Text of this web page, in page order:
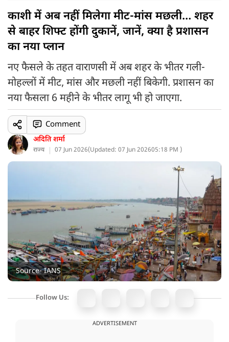
काशी में अब नहीं मिलेगा मीट-मांस मछली… शहर
से बाहर शिफ्ट होंगी दुकानें, जानें, क्या है प्रशासन
का नया प्लान
नए फैसले के तहत वाराणसी में अब शहर के भीतर गली-
मोहल्लों में मीट, मांस और मछली नहीं बिकेगी. प्रशासन का
नया फैसला 6 महीने के भीतर लागू भी हो जाएगा.
अदिति शर्मा
राज्य 07 Jun 2026(Updated: 07 Jun 202605:18 PM )
Comment
Source- IANS
Follow Us:
ADVERTISEMENT